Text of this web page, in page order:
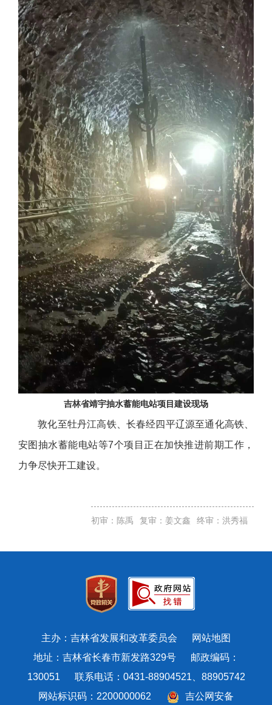
吉林省靖宇抽水蓄能电站项目建设现场
敦化至牡丹江高铁、长春经四平辽源至通化高铁、
安图抽水蓄能电站等7个项目正在加快推进前期工作，
力争尽快开工建设。
初审：陈禹 复审：姜文鑫 终审：洪秀福
主办：吉林省发展和改革委员会
网站地图
地址：吉林省长春市新发路329号 邮政编码：
130051 联系电话：0431-88904521、88905742
网站标识码：2200000062
吉公网安备